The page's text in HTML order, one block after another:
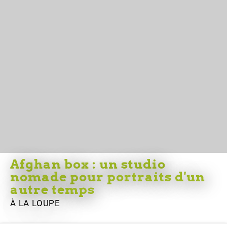
Afghan box : un studio
nomade pour portraits d'un
autre temps
À LA LOUPE